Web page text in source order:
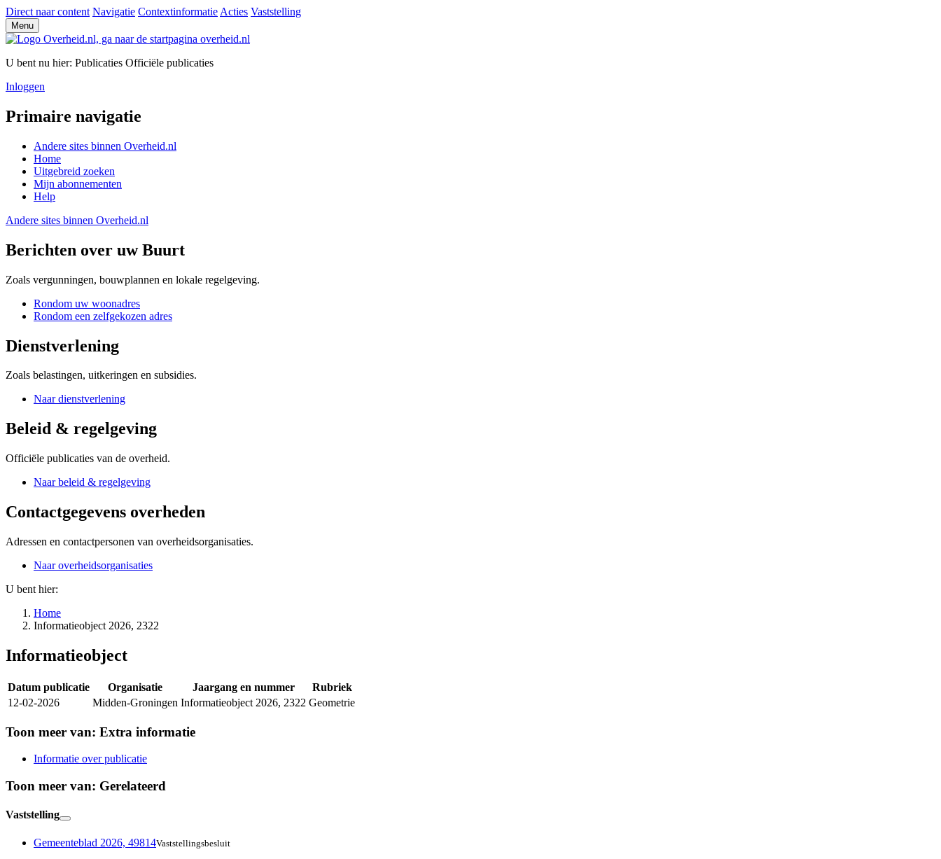
Direct naar content Navigatie Contextinformatie Acties Vaststelling
Menu
U bent nu hier: Publicaties Officiële publicaties
Inloggen
Primaire navigatie
Andere sites binnen Overheid.nl
Home
Uitgebreid zoeken
Mijn abonnementen
Help
Andere sites binnen Overheid.nl
Berichten over uw Buurt
Zoals vergunningen, bouwplannen en lokale regelgeving.
Rondom uw woonadres
Rondom een zelfgekozen adres
Dienstverlening
Zoals belastingen, uitkeringen en subsidies.
Naar dienstverlening
Beleid & regelgeving
Officiële publicaties van de overheid.
Naar beleid & regelgeving
Contactgegevens overheden
Adressen en contactpersonen van overheidsorganisaties.
Naar overheidsorganisaties
U bent hier:
Home
Informatieobject 2026, 2322
Informatieobject
Datum publicatie Organisatie Jaargang en nummer
Rubriek
12-02-2026
Midden-Groningen Informatieobject 2026, 2322 Geometrie
Toon meer van: Extra informatie
Informatie over publicatie
Toon meer van: Gerelateerd
Vaststelling
Gemeenteblad 2026, 49814Vaststellingsbesluit